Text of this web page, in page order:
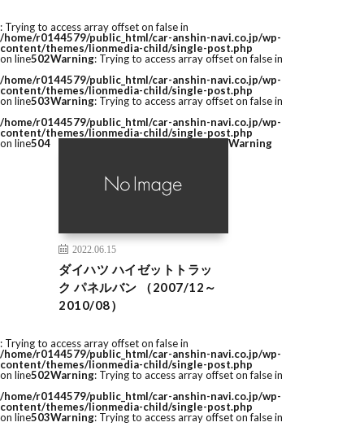
: Trying to access array offset on false in
/home/r0144579/public_html/car-anshin-navi.co.jp/wp-
content/themes/lionmedia-child/single-post.php
on line502Warning: Trying to access array offset on false in
/home/r0144579/public_html/car-anshin-navi.co.jp/wp-
content/themes/lionmedia-child/single-post.php
on line503Warning: Trying to access array offset on false in
/home/r0144579/public_html/car-anshin-navi.co.jp/wp-
content/themes/lionmedia-child/single-post.php
on line504
2022.06.15
ダイハツ ハイゼットトラッ
ク パネルバン （2007/12～
2010/08）
Warning
: Trying to access array offset on false in
/home/r0144579/public_html/car-anshin-navi.co.jp/wp-
content/themes/lionmedia-child/single-post.php
on line502Warning: Trying to access array offset on false in
/home/r0144579/public_html/car-anshin-navi.co.jp/wp-
content/themes/lionmedia-child/single-post.php
on line503Warning: Trying to access array offset on false in